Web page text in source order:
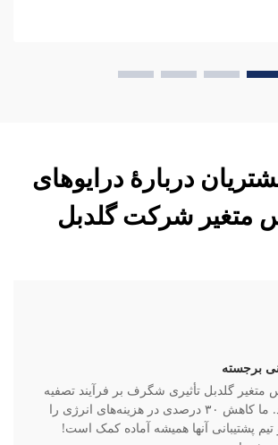
دربارهٔ درایوهای
متغیر شرکت گلدبل
برجسته
متغیر گلدبل تأثیری شگرف بر فرآیند تصفیه
آب ما گذاشته‌اند. ما کاهش ۳۰ درصدی در هزینه‌های انرژی را
تیم پشتیبانی آنها همیشه آماده کمک است!